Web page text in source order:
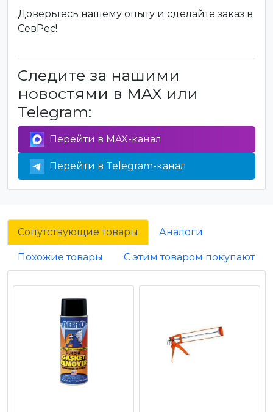
Доверьтесь нашему опыту и сделайте заказ в
СевРес!
Следите за нашими
новостями в MAX или
Telegram:
Перейти в MAX-канал
Перейти в Telegram-канал
Сопутствующие товары Аналоги
Похожие товары С этим товаром покупают